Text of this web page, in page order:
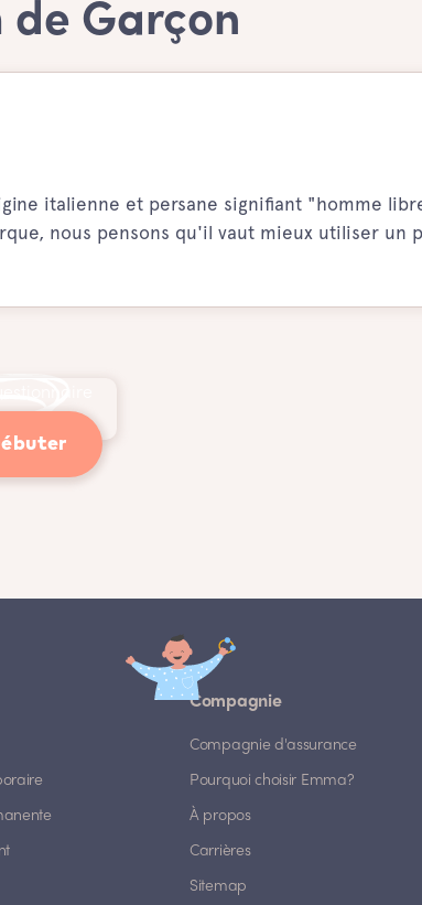
de Garçon
italienne et persane signifiant "homme
nous pensons qu'il vaut mieux utiliser un
Compagnie
Compagnie d'assurance
Pourquoi choisir Emma?
À propos
Carrières
Sitemap